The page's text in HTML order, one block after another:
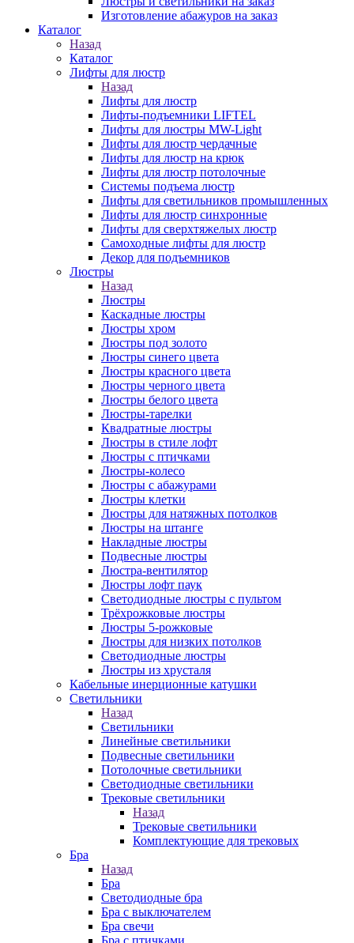
Изготовление абажуров на заказ
Каталог
Назад
Каталог
Лифты для люстр
Назад
Лифты для люстр
Лифты-подъемники LIFTEL
Лифты для люстры MW-Light
Лифты для люстр чердачные
Лифты для люстр на крюк
Лифты для люстр потолочные
Системы подъема люстр
Лифты для светильников промышленных
Лифты для люстр синхронные
Лифты для сверхтяжелых люстр
Самоходные лифты для люстр
Декор для подъемников
Люстры
Назад
Люстры
Каскадные люстры
Люстры хром
Люстры под золото
Люстры синего цвета
Люстры красного цвета
Люстры черного цвета
Люстры белого цвета
Люстры-тарелки
Квадратные люстры
Люстры в стиле лофт
Люстры с птичками
Люстры-колесо
Люстры с абажурами
Люстры клетки
Люстры для натяжных потолков
Люстры на штанге
Накладные люстры
Подвесные люстры
Люстра-вентилятор
Люстры лофт паук
Светодиодные люстры с пультом
Трёхрожковые люстры
Люстры 5-рожковые
Люстры для низких потолков
Cветодиодные люстры
Люстры из хрусталя
Кабельные инерционные катушки
Светильники
Назад
Светильники
Линейные светильники
Подвесные светильники
Потолочные светильники
Светодиодные светильники
Трековые светильники
Назад
Трековые светильники
Комплектующие для трековых
Бра
Назад
Бра
Светодиодные бра
Бра с выключателем
Бра свечи
Бра с птичками